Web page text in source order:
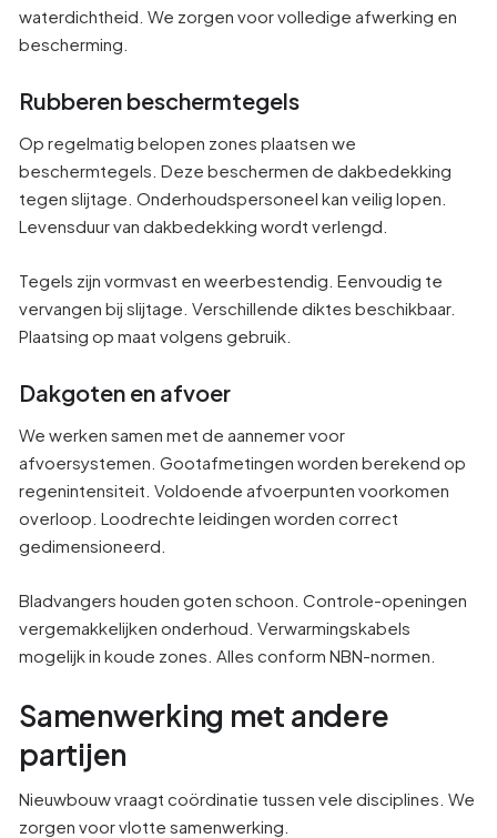
waterdichtheid. We zorgen voor volledige afwerking en
bescherming.
Rubberen beschermtegels
Op regelmatig belopen zones plaatsen we
beschermtegels. Deze beschermen de dakbedekking
tegen slijtage. Onderhoudspersoneel kan veilig lopen.
Levensduur van dakbedekking wordt verlengd.
Tegels zijn vormvast en weerbestendig. Eenvoudig te
vervangen bij slijtage. Verschillende diktes beschikbaar.
Plaatsing op maat volgens gebruik.
Dakgoten en afvoer
We werken samen met de aannemer voor
afvoersystemen. Gootafmetingen worden berekend op
regenintensiteit. Voldoende afvoerpunten voorkomen
overloop. Loodrechte leidingen worden correct
gedimensioneerd.
Bladvangers houden goten schoon. Controle-openingen
vergemakkelijken onderhoud. Verwarmingskabels
mogelijk in koude zones. Alles conform NBN-normen.
Samenwerking met andere
partijen
Nieuwbouw vraagt coördinatie tussen vele disciplines. We
zorgen voor vlotte samenwerking.